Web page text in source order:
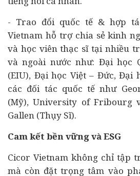
- Trao đổi quốc tế & hợp
Vietnam hỗ trợ chia sẻ kinh
và học viên thạc sĩ tại nhiều
và ngoài nước như: Đại học
(EIU), Đại học Việt – Đức, Đại
các đối tác quốc tế như
(Mỹ), University of Fribourg
Gallen (Thụy Sĩ).
Cam kết bền vững và ESG
Cicor Vietnam không chỉ tập
mà còn đặt trọng tâm vào